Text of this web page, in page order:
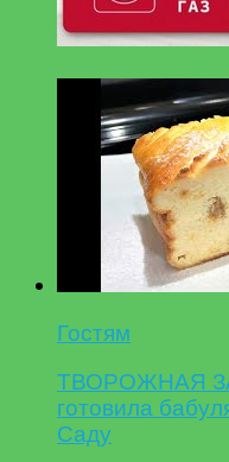
Гостям
ТВОРОЖНАЯ
готовила
Саду